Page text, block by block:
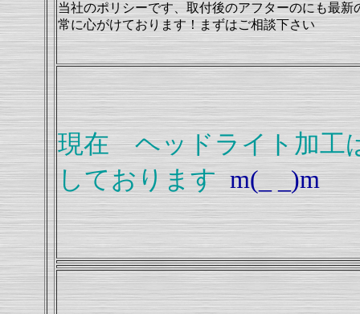
当社のポリシーです、取付後のアフターのにも最
常に心がけております！まずはご相談下さい
現在 ヘッドライト加工
しております m(_ _)m